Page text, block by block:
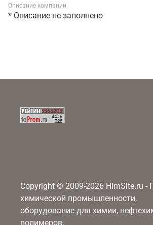
Описание компании
* Описание не заполнено
Copyright © 2009-2026 HimSite.ru -
химической промышленности,
оборудование для химии,
полимеров.